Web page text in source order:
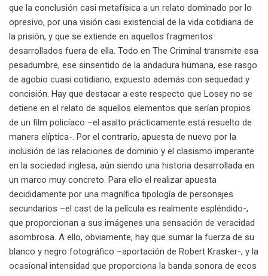
que la conclusión casi metafísica a un relato dominado por lo
opresivo, por una visión casi existencial de la vida cotidiana de
la prisión, y que se extiende en aquellos fragmentos
desarrollados fuera de ella. Todo en The Criminal transmite esa
pesadumbre, ese sinsentido de la andadura humana, ese rasgo
de agobio cuasi cotidiano, expuesto además con sequedad y
concisión. Hay que destacar a este respecto que Losey no se
detiene en el relato de aquellos elementos que serían propios
de un film policíaco –el asalto prácticamente está resuelto de
manera elíptica-. Por el contrario, apuesta de nuevo por la
inclusión de las relaciones de dominio y el clasismo imperante
en la sociedad inglesa, aún siendo una historia desarrollada en
un marco muy concreto. Para ello el realizar apuesta
decididamente por una magnífica tipología de personajes
secundarios –el cast de la película es realmente espléndido-,
que proporcionan a sus imágenes una sensación de veracidad
asombrosa. A ello, obviamente, hay que sumar la fuerza de su
blanco y negro fotográfico –aportación de Robert Krasker-, y la
ocasional intensidad que proporciona la banda sonora de ecos